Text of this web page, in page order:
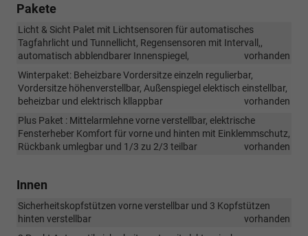
Pakete
Licht & Sicht Palet mit Lichtsensoren für automatisches
Tagfahrlicht und Tunnellicht, Regensensoren mit Intervall,,
automatisch abblendbarer Innenspiegel,
vorhanden
Winterpaket: Beheizbare Vordersitze einzeln regulierbar,
Vordersitze höhenverstellbar, Außenspiegel elektisch einstellbar,
beheizbar und elektrisch kllappbar
vorhanden
Plus Paket : Mittelarmlehne vorne verstellbar, elektrische
Fensterheber Komfort für vorne und hinten mit Einklemmschutz,
Rückbank umlegbar und 1/3 zu 2/3 teilbar
vorhanden
Innen
Sicherheitskopfstützen vorne verstellbar und 3 Kopfstützen
hinten verstellbar
vorhanden